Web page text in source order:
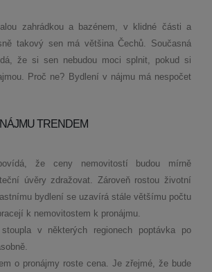
zahrádkou a bazénem, v klidné části a
takový sen má většina Čechů. Současná
že si sen nebudou moci splnit, pokud si
Proč ne? Bydlení v nájmu má nespočet
TRENDEM
že ceny nemovitostí budou mírně
úvěry zdražovat. Zároveň rostou životní
bydlení se uzavírá stále většímu počtu
k nemovitostem k pronájmu.
v některých regionech poptávka po
o pronájmy roste cena. Je zřejmé, že bude